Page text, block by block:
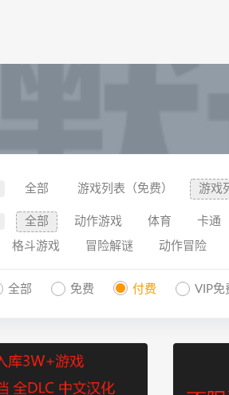
全部 游戏列表（免费） 游戏
全部 动作游戏 体育 卡通
格斗游戏 冒险解谜 动作冒险
全部 免费 付费 VIP免